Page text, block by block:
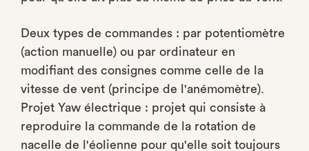
Deux types de commandes : par potentiomètre
(action manuelle) ou par ordinateur en
modifiant des consignes comme celle de la
vitesse de vent (principe de l'anémomètre).
Projet Yaw électrique : projet qui consiste à
reproduire la commande de la rotation de
nacelle de l'éolienne pour qu'elle soit toujours